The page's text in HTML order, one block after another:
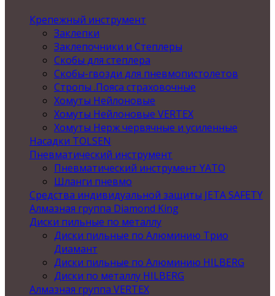
Крепежный инструмент
Заклепки
Заклепочники и Степлеры
Скобы для степлера
Скобы-гвозди для пневмопистолетов
Стропы .Пояса страховочные
Хомуты Нейлоновые
Хомуты Нейлоновые VERTEX
Хомуты Нерж червячные и усиленные
Насадки TOLSEN
Пневматический инструмент
Пневматический инструмент YATO
Шланги пневмо
Средства индивидуальной защиты JETA SAFETY
Алмазная группа Diamond King
Диски пильные по металлу
Диски пильные по Алюминию Трио
Диамант
Диски пильные по Алюминию HILBERG
Диски по металлу HILBERG
Алмазная группа VERTEX